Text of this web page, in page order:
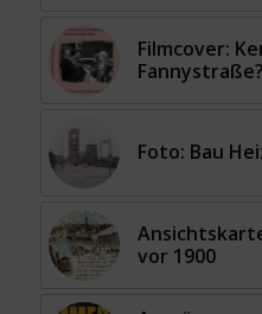
Filmcover:
Foto: Bau
vor 1900